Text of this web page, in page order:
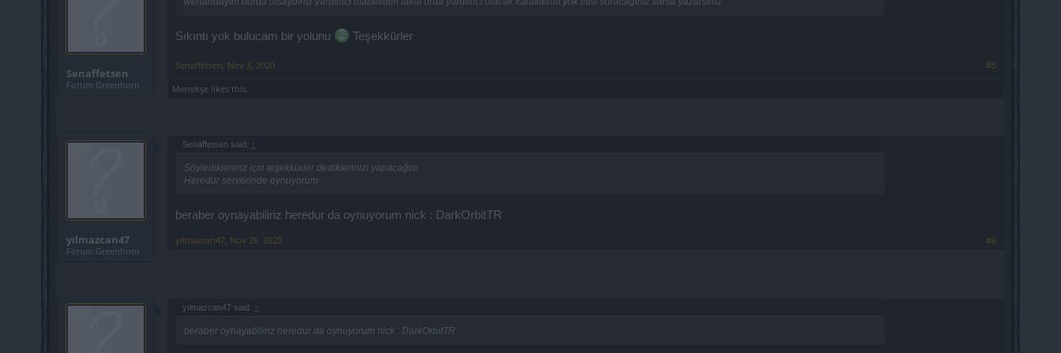
Senaffetsen
Forum Greenhorn
Sıkıntı yok bulucam bir yolunu Teşekkürler
Senaffetsen, Nov 3, 2020
#5
Menekşe likes this.
yılmazcan47
Forum Greenhorn
Senaffetsen said: ↑
Söyledikleriniz için teşekkürler dediklerinizi yapacağım
Heredur serverinde oynuyorum
beraber oynayabiliriz heredur da oynuyorum nick : DarkOrbitTR
yılmazcan47 Nov 26, 2020 #6
yılmazcan47 said: ↑
beraber oynayabiliriz heredur da oynuyorum nick : DarkOrbitTR